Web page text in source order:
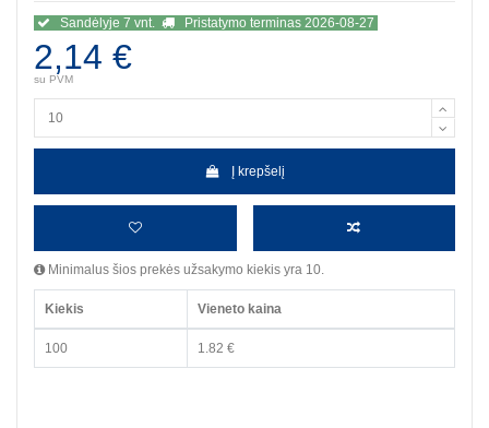
Sandėlyje 7 vnt. Pristatymo terminas 2026-08-27
2,14 €
su PVM
Į krepšelį
Minimalus šios prekės užsakymo kiekis yra 10.
Kiekis Vieneto kaina
100 1.82 €